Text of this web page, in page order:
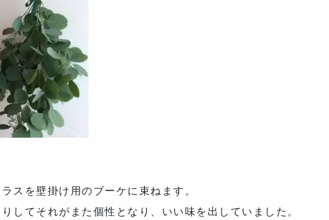
スを壁掛け用のブーケに束ねます。
してそれがまた個性となり、いい味を出していました。